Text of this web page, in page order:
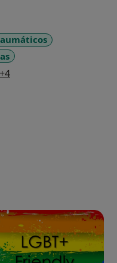
+4a11y_sr_more_diseases